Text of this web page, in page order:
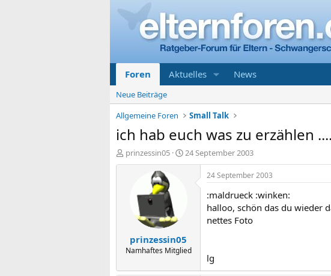
Foren Aktuelles News
Neue Beiträge
Allgemeine Foren
Small Talk
ich hab euch was zu erzählen ....
E
r
prinzessin05
E
r
a
m
24 September 2003
prinzessin05
Namhaftes Mitglied
24 September 2003
:maldrueck :winken:
halloo, schön das du wieder
nettes Foto
lg